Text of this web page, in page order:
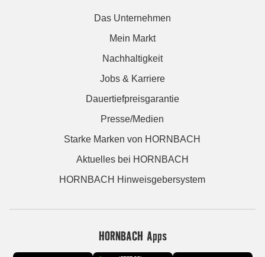
Das Unternehmen
Mein Markt
Nachhaltigkeit
Jobs & Karriere
Dauertiefpreisgarantie
Presse/Medien
Starke Marken von HORNBACH
Aktuelles bei HORNBACH
HORNBACH Hinweisgebersystem
HORNBACH Apps